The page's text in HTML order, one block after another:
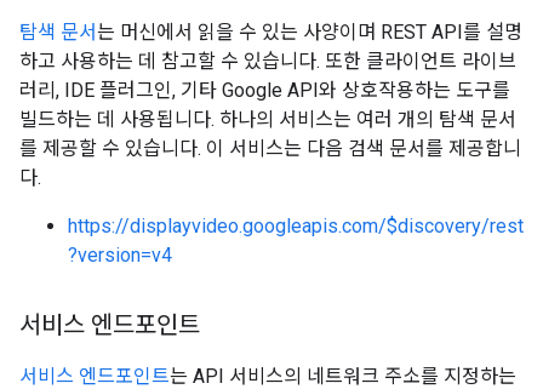
탐색 문서는 머신에서 읽을 수 있는 사양이며 REST API를 설명
하고 사용하는 데 참고할 수 있습니다. 또한 클라이언트 라이브
러리, IDE 플러그인, 기타 Google API와 상호작용하는 도구를
빌드하는 데 사용됩니다. 하나의 서비스는 여러 개의 탐색 문서
를 제공할 수 있습니다. 이 서비스는 다음 검색 문서를 제공합니
다.
https://displayvideo.googleapis.com/$discovery/rest
?version=v4
서비스 엔드포인트
서비스 엔드포인트는 API 서비스의 네트워크 주소를 지정하는